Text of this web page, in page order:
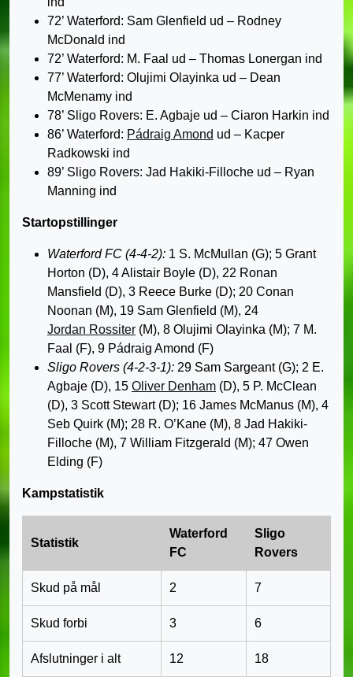
72’ Waterford: Sam Glenfield ud – Rodney
McDonald ind
72’ Waterford: M. Faal ud – Thomas Lonergan ind
77’ Waterford: Olujimi Olayinka ud – Dean
McMenamy ind
78’ Sligo Rovers: E. Agbaje ud – Ciaron Harkin ind
86’ Waterford: Pádraig Amond ud – Kacper
Radkowski ind
89’ Sligo Rovers: Jad Hakiki-Filloche ud – Ryan
Manning ind
Startopstillinger
Waterford FC (4-4-2): 1 S. McMullan (G); 5 Grant
Horton (D), 4 Alistair Boyle (D), 22 Ronan
Mansfield (D), 3 Reece Burke (D); 20 Conan
Noonan (M), 19 Sam Glenfield (M), 24
Jordan Rossiter (M), 8 Olujimi Olayinka (M); 7 M.
Faal (F), 9 Pádraig Amond (F)
Sligo Rovers (4-2-3-1): 29 Sam Sargeant (G); 2 E.
Agbaje (D), 15 Oliver Denham (D), 5 P. McClean
(D), 3 Scott Stewart (D); 16 James McManus (M), 4
Seb Quirk (M); 28 R. O’Kane (M), 8 Jad Hakiki-
Filloche (M), 7 William Fitzgerald (M); 47 Owen
Elding (F)
Kampstatistik
Statistik
Waterford
FC
Sligo
Rovers
Skud på mål 2 7
Skud forbi 3 6
Afslutninger i alt 12 18